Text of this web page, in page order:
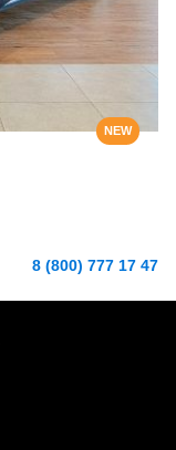
NEW
8 (800) 777 17 47